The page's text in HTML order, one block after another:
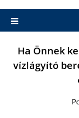
Ha Önnek
vízlágyító